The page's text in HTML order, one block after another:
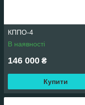
КППО-4
В наявності
146 000 ₴
Купити